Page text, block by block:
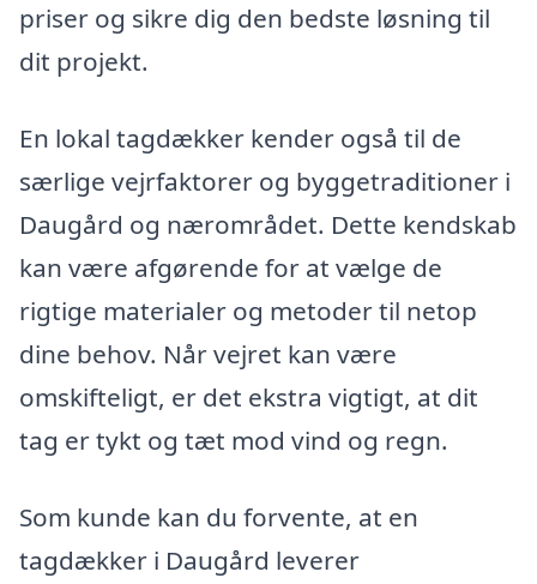
priser og sikre dig den bedste løsning til
dit projekt.
En lokal tagdækker kender også til de
særlige vejrfaktorer og byggetraditioner i
Daugård og nærområdet. Dette kendskab
kan være afgørende for at vælge de
rigtige materialer og metoder til netop
dine behov. Når vejret kan være
omskifteligt, er det ekstra vigtigt, at dit
tag er tykt og tæt mod vind og regn.
Som kunde kan du forvente, at en
tagdækker i Daugård leverer